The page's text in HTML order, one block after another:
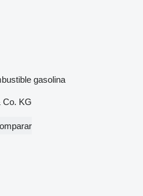
gasolina
Co. KG